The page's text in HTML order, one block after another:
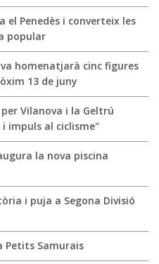
el Penedès i converteix les
popular
homenatjarà cinc figures
13 de juny
Vilanova i la Geltrú
i impuls al ciclisme"
la nova piscina
i puja a Segona Divisió
Petits Samurais